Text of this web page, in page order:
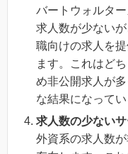
バートウォルタ
求人数が少ない
職向けの求人を
ます。これはど
め非公開求人が
な結果になって
求人数の少ない
外資系の求人数